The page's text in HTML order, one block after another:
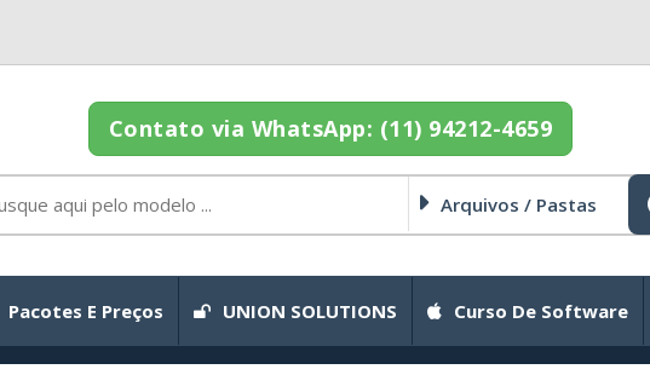
Contato via WhatsApp: (11) 94212-4659
Arquivos / Pastas
Pacotes E Preços UNION SOLUTIONS Curso De Software